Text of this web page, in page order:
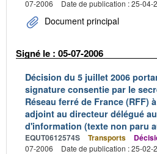
07-2006
Date de publication : 25-04-
Document principal
Signé le : 05-07-2006
Décision du 5 juillet 2006
signature consentie par le
Réseau ferré de France (RFF)
adjoint au directeur délégué
d'information (texte non paru
EQUT0612574S Transports
07-2006
Date de publication : 25-02-